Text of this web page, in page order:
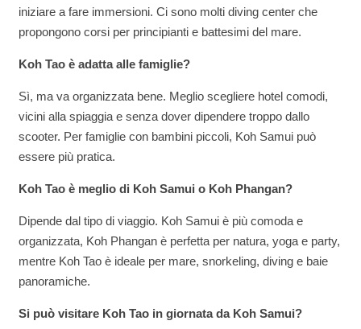
iniziare a fare immersioni. Ci sono molti diving center che
propongono corsi per principianti e battesimi del mare.
Koh Tao è adatta alle famiglie?
Sì, ma va organizzata bene. Meglio scegliere hotel comodi,
vicini alla spiaggia e senza dover dipendere troppo dallo
scooter. Per famiglie con bambini piccoli, Koh Samui può
essere più pratica.
Koh Tao è meglio di Koh Samui o Koh Phangan?
Dipende dal tipo di viaggio. Koh Samui è più comoda e
organizzata, Koh Phangan è perfetta per natura, yoga e party,
mentre Koh Tao è ideale per mare, snorkeling, diving e baie
panoramiche.
Si può visitare Koh Tao in giornata da Koh Samui?